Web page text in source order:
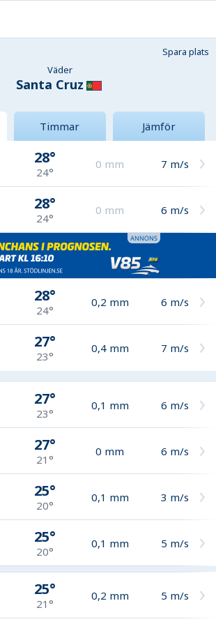
Spara plats
Väder
Santa Cruz
Timmar Jämför
28°
24°
0 mm 7 m/s
28°
24°
0 mm 6 m/s
28°
24°
0,2 mm 6 m/s
27°
23°
0,4 mm 7 m/s
27°
23°
0,1 mm 6 m/s
27°
21°
0 mm 6 m/s
25°
20°
0,1 mm 3 m/s
25°
20°
0,1 mm 5 m/s
25°
21°
0,2 mm 5 m/s